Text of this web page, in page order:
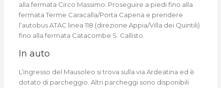
alla fermata Circo Massimo. Proseguire a piedi fino alla
fermata Terme Caracalla/Porta Capena e prendere
l’autobus ATAC linea 118 (direzione Appia/Villa dei Quintili)
fino alla fermata Catacombe S. Callisto.
In auto
L’ingresso del Mausoleo si trova sulla via Ardeatina ed è
dotato di parcheggio. Altri parcheggi sono disponibili